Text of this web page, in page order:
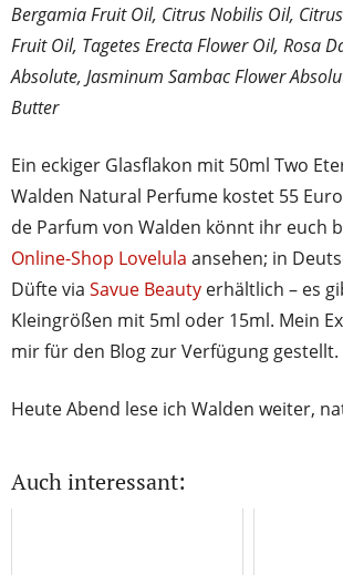
Bergamia Fruit Oil, Citrus Nobilis Oil,
Fruit Oil, Tagetes Erecta Flower Oil, Rosa
Absolute, Jasminum Sambac Flower
Butter
Ein eckiger Glasflakon mit 50ml Two
Walden Natural Perfume kostet 55
de Parfum von Walden könnt ihr euch
Online-Shop Lovelula ansehen; in
Düfte via Savue Beauty erhältlich – es
Kleingrößen mit 5ml oder 15ml. Mein
mir für den Blog zur Verfügung gestellt.
Heute Abend lese ich Walden weiter,
Auch interessant: